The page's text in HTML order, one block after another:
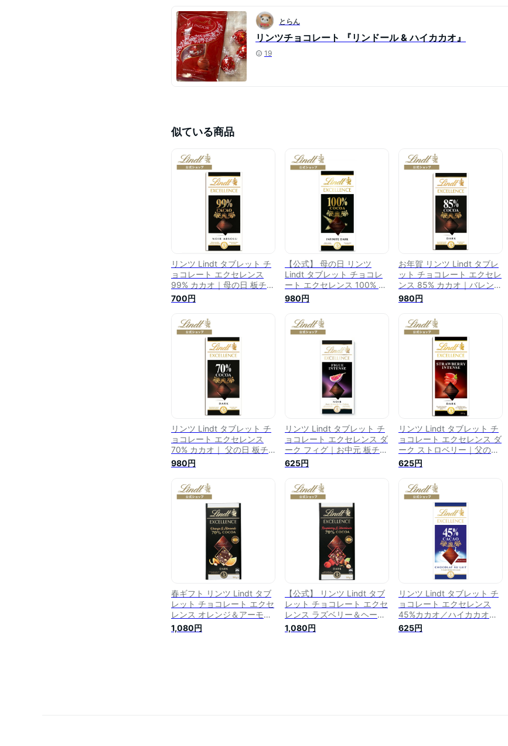
とらん
リンツチョコレート 『リンドール & ハイカカオ』
19
似ている商品
リンツ Lindt タブレット チ
ョコレート エクセレンス
99% カカオ｜母の日 板チョ
コレート タブレットチョコ
レート チョコ スイーツ お
菓子 プレゼント ギフト プ
チギフト 可愛い おしゃれ
誕生日 職場 お礼 お返し リ
ンツチョコ かわいい ハイカ
カオ 高カカオ
700円
【公式】 母の日 リンツ
Lindt タブレット チョコレ
ート エクセレンス 100% カ
カオ｜母の日 板チョコレー
ト タブレットチョコ チョコ
スイーツ お菓子 プレゼント
ギフト プチギフト 可愛い
おしゃれ 誕生日 職場 お礼
お返し リンツチョコ ハイカ
カオ 高カカオ
980円
お年賀 リンツ Lindt タブレ
ット チョコレート エクセレ
ンス 85% カカオ｜バレンタ
イン 板チョコレート タブレ
ットチョコレート チョコ ス
イーツ お菓子 プレゼント
ギフト プチギフト 可愛い
おしゃれ 誕生日 職場 お礼
お返し リンツチョコ かわい
い ハイカカオ 高カカオ
980円
リンツ Lindt タブレット チ
ョコレート エクセレンス
70% カカオ｜ 父の日 板チ
ョコレート タブレットチョ
コレート チョコ スイーツ
お菓子 プレゼント ギフト
プチギフト 可愛い おしゃれ
誕生日 職場 お礼 お返し リ
ンツチョコ かわいい ハイカ
カオ 高カカオ
980円
リンツ Lindt タブレット チ
ョコレート エクセレンス ダ
ーク フィグ｜お中元 板チョ
コレート タブレットチョコ
レート チョコ スイーツ お
菓子 プレゼント ギフト プ
チギフト 可愛い おしゃれ
誕生日 職場 お礼 お返し リ
ンツチョコ かわいい ハイカ
カオ 高カカオ
625円
リンツ Lindt タブレット チ
ョコレート エクセレンス ダ
ーク ストロベリー｜父の日
板チョコレート タブレット
チョコレート チョコ スイー
ツ お菓子 プレゼント ギフ
ト プチギフト 可愛い おし
ゃれ 誕生日 職場 お礼 お返
し リンツチョコ かわいい
ハイカカオ 高カカオ
625円
春ギフト リンツ Lindt タブ
レット チョコレート エクセ
レンス オレンジ＆アーモン
ド 70%カカオ｜板チョコ タ
ブレットチョコ チョコ スイ
1,080円
【公式】 リンツ Lindt タブ
レット チョコレート エクセ
レンス ラズベリー＆ヘーゼ
ルナッツ 70%カカオ｜板チ
ョコ タブレットチョコ チョ
1,080円
リンツ Lindt タブレット チ
ョコレート エクセレンス
45%カカオ／ハイカカオミ
ルク｜ 父の日 板チョコレー
ト タブレットチョコレート
625円